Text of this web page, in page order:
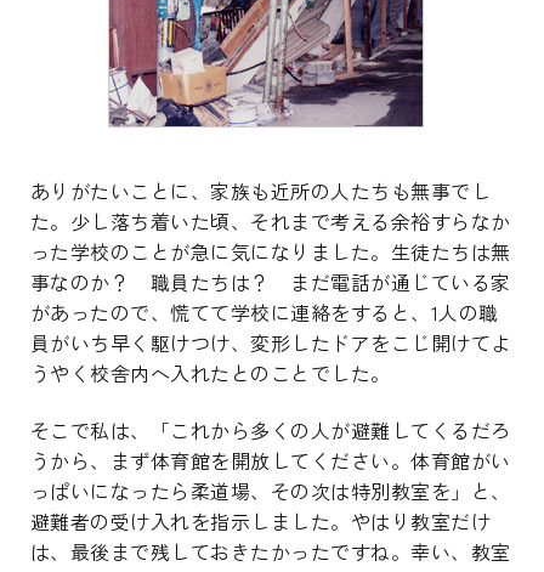
ありがたいことに、家族も近所の人たちも無事でし
た。少し落ち着いた頃、それまで考える余裕すらなか
った学校のことが急に気になりました。生徒たちは無
事なのか？ 職員たちは？ まだ電話が通じている家
があったので、慌てて学校に連絡をすると、1人の職
員がいち早く駆けつけ、変形したドアをこじ開けてよ
うやく校舎内へ入れたとのことでした。
そこで私は、「これから多くの人が避難してくるだろ
うから、まず体育館を開放してください。体育館がい
っぱいになったら柔道場、その次は特別教室を」と、
避難者の受け入れを指示しました。やはり教室だけ
は、最後まで残しておきたかったですね。幸い、教室